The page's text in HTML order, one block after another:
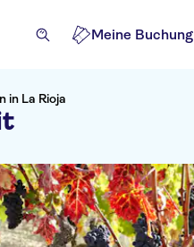
Meine Buchung
in La Rioja